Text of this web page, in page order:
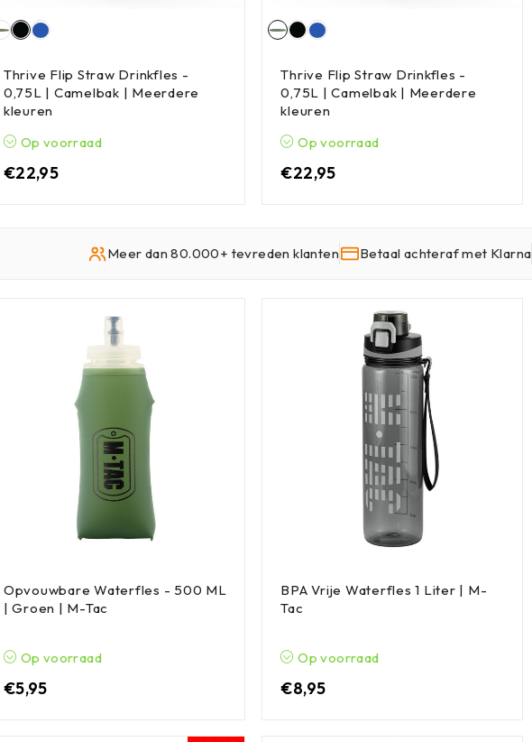
Thrive Flip Straw Drinkfles -
0,75L | Camelbak | Meerdere
kleuren
Op voorraad
€22,95
Thrive Flip Straw Drinkfles -
0,75L | Camelbak | Meerdere
kleuren
Op voorraad
€22,95
Meer dan 80.000+ tevreden klanten Betaal achteraf met Klarna
Opvouwbare Waterfles - 500 ML
| Groen | M-Tac
Op voorraad
€5,95
BPA Vrije Waterfles 1 Liter | M-
Tac
Op voorraad
€8,95